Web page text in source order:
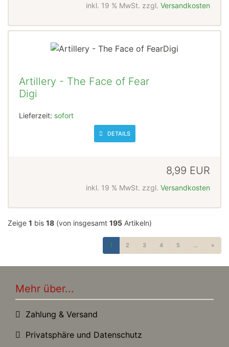
inkl. 19 % MwSt. zzgl. Versandkosten
Artillery - The Face of Fear
Digi
Lieferzeit: sofort
DETAILS
8,99 EUR
inkl. 19 % MwSt. zzgl. Versandkosten
Zeige 1 bis 18 (von insgesamt 195 Artikeln)
1 2 3 4 5 ... »
Mehr über...
Zahlung & Versand
Privatsphäre und Datenschutz